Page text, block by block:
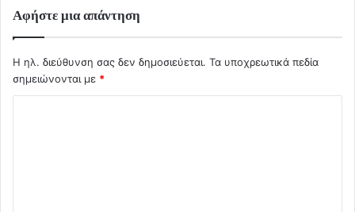
Αφήστε μια απάντηση
Η ηλ. διεύθυνση σας δεν δημοσιεύεται. Τα υποχρεωτικά πεδία
σημειώνονται με *